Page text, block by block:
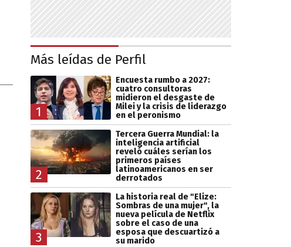
Más leídas de Perfil
1
Encuesta rumbo a 2027:
cuatro consultoras
midieron el desgaste de
Milei y la crisis de liderazgo
en el peronismo
2
Tercera Guerra Mundial: la
inteligencia artificial
reveló cuáles serían los
primeros países
latinoamericanos en ser
derrotados
3
La historia real de "Elize:
Sombras de una mujer", la
nueva película de Netflix
sobre el caso de una
esposa que descuartizó a
su marido